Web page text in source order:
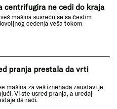
centrifugira ne cedi do kraja
mašina susreću se sa čestim
ceđenja veša tokom
pranja prestala da vrti
mašina za veš iznenada zaustavi je
Vi ste usred pranja, a uređaj
da radi.